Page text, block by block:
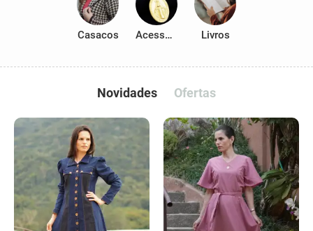
Casacos Acessórios Livros
Novidades Ofertas